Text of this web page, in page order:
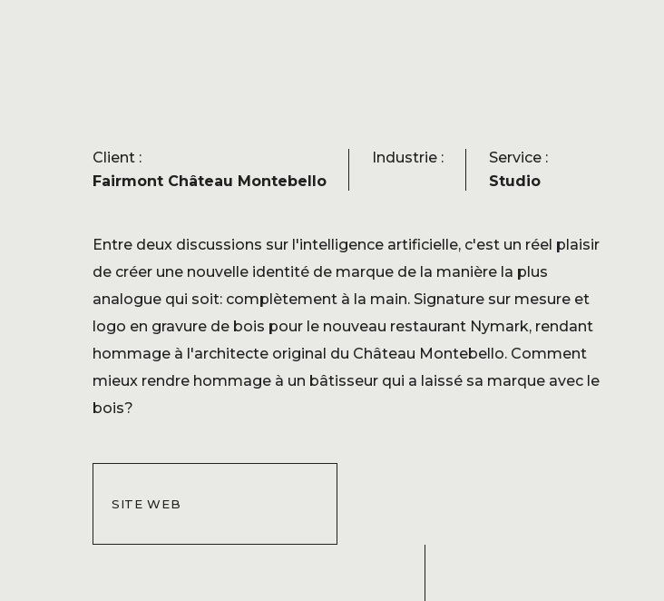
Client :
Fairmont Château Montebello
Industrie :
Service :
Studio
Entre deux discussions sur l'intelligence artificielle, c'est un réel plaisir
de créer une nouvelle identité de marque de la manière la plus
analogue qui soit: complètement à la main. Signature sur mesure et
logo en gravure de bois pour le nouveau restaurant Nymark, rendant
hommage à l'architecte original du Château Montebello. Comment
mieux rendre hommage à un bâtisseur qui a laissé sa marque avec le
bois?
SITE WEB